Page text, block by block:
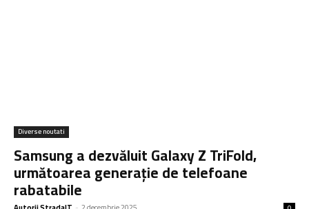
Diverse noutati
Samsung a dezvăluit Galaxy Z TriFold,
următoarea generație de telefoane
rabatabile